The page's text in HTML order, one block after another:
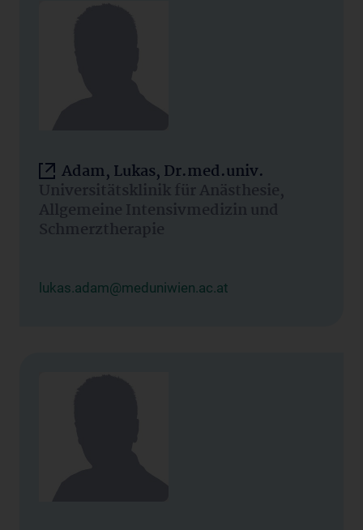
Adam, Lukas, Dr.med.univ.
Universitätsklinik für Anästhesie,
Allgemeine Intensivmedizin und
Schmerztherapie
lukas.adam@meduniwien.ac.at